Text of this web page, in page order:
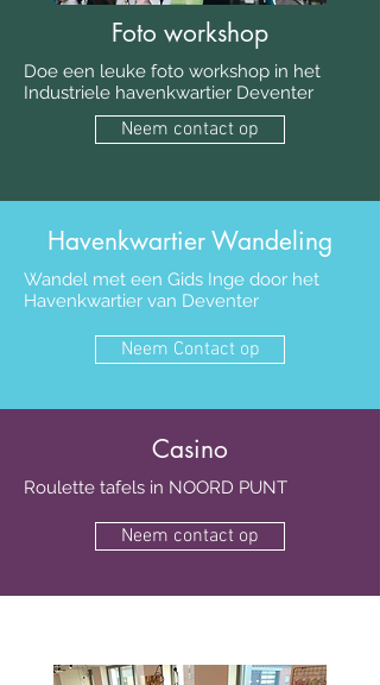
Foto workshop
Doe een leuke foto workshop in het
Industriele havenkwartier Deventer
Neem contact op
Havenkwartier Wandeling
Wandel met een Gids Inge door het
Havenkwartier van Deventer
Neem Contact op
Casino
Roulette tafels in NOORD PUNT
Neem contact op